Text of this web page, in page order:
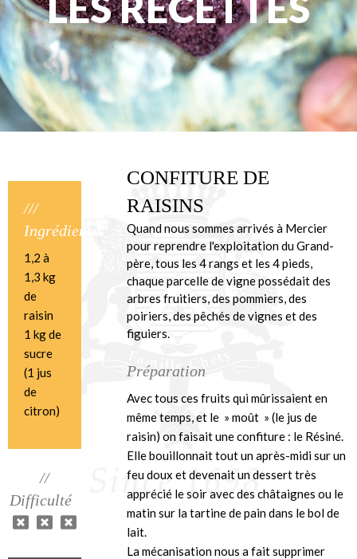
///
Ingrédients
1,2 à
1,3 kg
de
raisin
1 kg de
sucre
(1 jus
de
citron)
//
Difficulté
CONFITURE DE
RAISINS
Quand nous sommes arrivés à Mercier
pour reprendre l'exploitation du Grand-
père, tous les 4 rangs et les 4 pieds,
chaque parcelle de vigne possédait des
arbres fruitiers, des pommiers, des
poiriers, des pêchés de vignes et des
figuiers.
Préparation
Avec tous ces fruits qui mûrissaient en
même temps, et le » moût » (le jus de
raisin) on faisait une confiture : le Résiné.
Elle bouillonnait tout un après-midi sur un
feu doux et devenait un dessert très
apprécié le soir avec des châtaignes ou le
matin sur la tartine de pain dans le bol de
lait.
La mécanisation nous a fait supprimer